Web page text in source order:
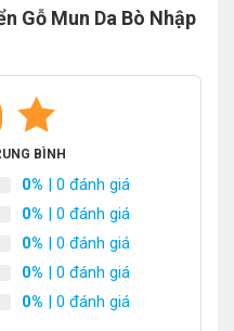
Gỗ Mun Da Bò Nhập
BÌNH
0% | 0 đánh giá
0% | 0 đánh giá
0% | 0 đánh giá
0% | 0 đánh giá
0% | 0 đánh giá